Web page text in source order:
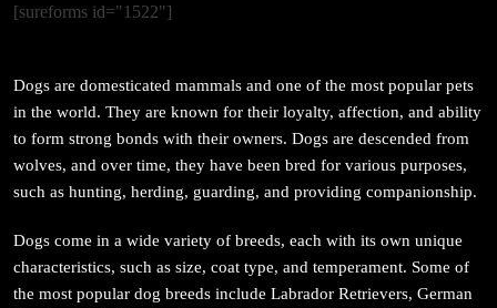
सम्पदा
सम्पन्न
February 9, 2026
[sureforms id="1522"]
Dogs are domesticated mammals and one of the most popular pets
in the world. They are known for their loyalty, affection, and ability
to form strong bonds with their owners. Dogs are descended from
wolves, and over time, they have been bred for various purposes,
such as hunting, herding, guarding, and providing companionship.
Dogs come in a wide variety of breeds, each with its own unique
characteristics, such as size, coat type, and temperament. Some of
the most popular dog breeds include Labrador Retrievers, German